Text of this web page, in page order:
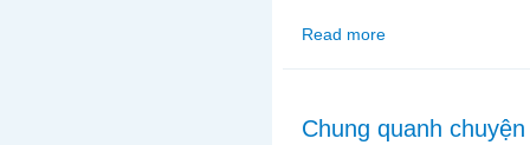
Read more
Chung quanh